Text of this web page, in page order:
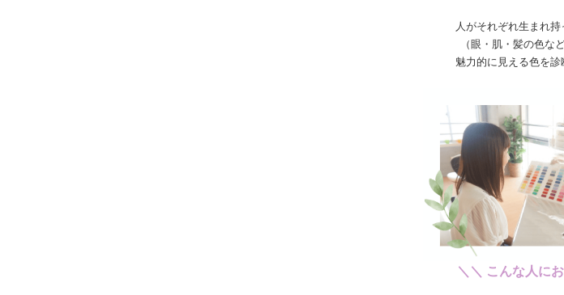
人がそれぞれ生まれ
（眼・肌・髪の色な
魅力的に見える色を診
＼＼ こんな人に